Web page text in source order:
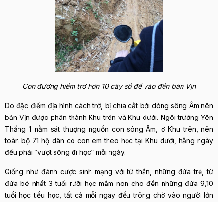
Con đường hiểm trở hơn 10 cây số để vào đến bản Vịn
Do đặc điểm địa hình cách trở, bị chia cắt bởi dòng sông Âm nên
bản Vịn được phân thành Khu trên và Khu dưới. Ngôi trường Yên
Thắng 1 nằm sát thượng nguồn con sông Âm, ở Khu trên, nên
toàn bộ 71 hộ dân có con em theo học tại Khu dưới, hằng ngày
đều phải “vượt sông đi học” mỗi ngày.
Giống như đánh cược sinh mạng với tử thần, những đứa trẻ, từ
đứa bé nhất 3 tuổi rưỡi học mầm non cho đến những đứa 9,10
tuổi học tiểu học, tất cả mỗi ngày đều trông chờ vào người lớn